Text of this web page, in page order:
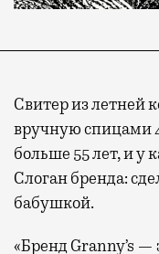
Свитер из летней
вручную спицами
больше 55 лет, и у
Слоган бренда:
бабушкой.
«Бренд Granny’s —